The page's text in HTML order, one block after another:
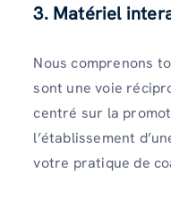
3. Matériel
Nous comprenons
sont une voie
centré sur la
l’établissement
votre pratique de